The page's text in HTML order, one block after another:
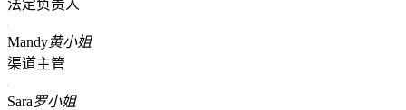
法定负责人
Mandy黄小姐
渠道主管
Sara罗小姐